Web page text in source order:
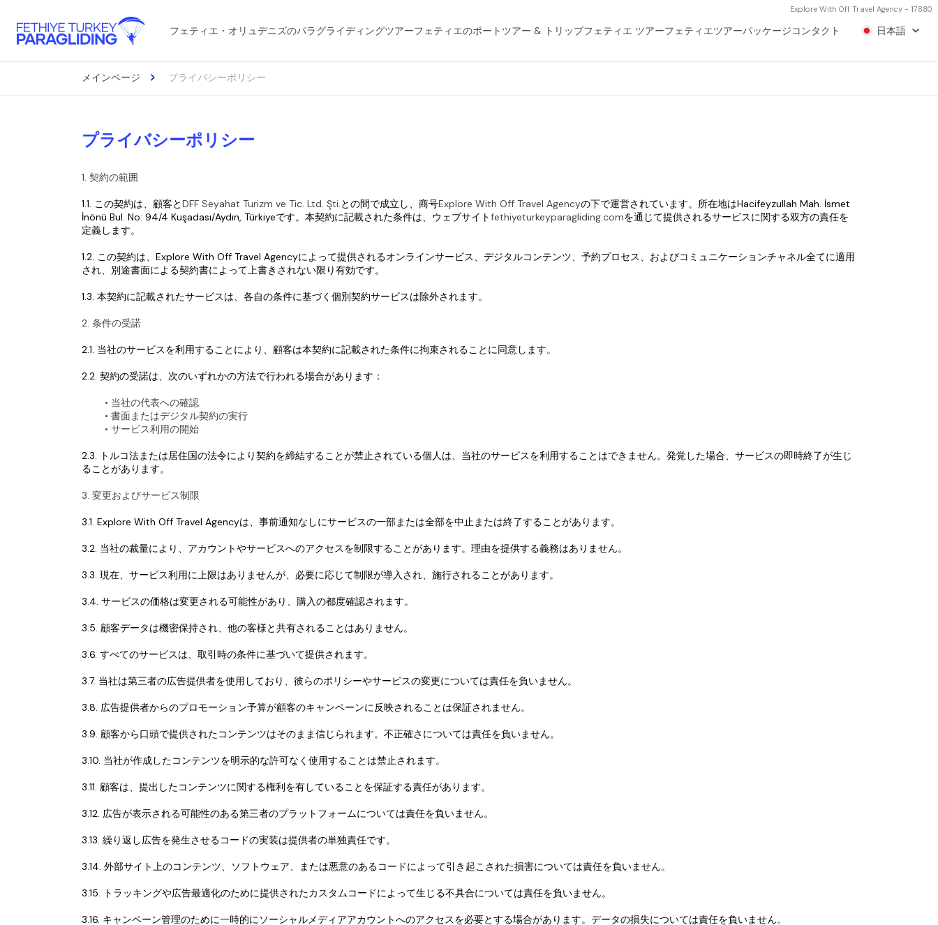
Explore With Off Travel Agency - 17880
フェティエ・オリュデニズのパラグライディングツアーフェティエのボートツアー & トリップフェティエ ツアーフェティエツアーパッケージコンタクト 日本語
メインページ プライバシーポリシー
プライバシーポリシー
1. 契約の範囲
1.1. この契約は、顧客とDFF Seyahat Turizm ve Tic. Ltd. Şti.との間で成立し、商号Explore With Off Travel Agencyの下で運営されています。所在地はHacifeyzullah Mah. İsmet
İnönü Bul. No: 94/4 Kuşadası/Aydın, Türkiyeです。本契約に記載された条件は、ウェブサイトfethiyeturkeyparagliding.comを通じて提供されるサービスに関する双方の責任を
定義します。
1.2. この契約は、Explore With Off Travel Agencyによって提供されるオンラインサービス、デジタルコンテンツ、予約プロセス、およびコミュニケーションチャネル全てに適用
され、別途書面による契約書によって上書きされない限り有効です。
1.3. 本契約に記載されたサービスは、各自の条件に基づく個別契約サービスは除外されます。
2. 条件の受諾
2.1. 当社のサービスを利用することにより、顧客は本契約に記載された条件に拘束されることに同意します。
2.2. 契約の受諾は、次のいずれかの方法で行われる場合があります：
当社の代表への確認
書面またはデジタル契約の実行
サービス利用の開始
2.3. トルコ法または居住国の法令により契約を締結することが禁止されている個人は、当社のサービスを利用することはできません。発覚した場合、サービスの即時終了が生じ
ることがあります。
3. 変更およびサービス制限
3.1. Explore With Off Travel Agencyは、事前通知なしにサービスの一部または全部を中止または終了することがあります。
3.2. 当社の裁量により、アカウントやサービスへのアクセスを制限することがあります。理由を提供する義務はありません。
3.3. 現在、サービス利用に上限はありませんが、必要に応じて制限が導入され、施行されることがあります。
3.4. サービスの価格は変更される可能性があり、購入の都度確認されます。
3.5. 顧客データは機密保持され、他の客様と共有されることはありません。
3.6. すべてのサービスは、取引時の条件に基づいて提供されます。
3.7. 当社は第三者の広告提供者を使用しており、彼らのポリシーやサービスの変更については責任を負いません。
3.8. 広告提供者からのプロモーション予算が顧客のキャンペーンに反映されることは保証されません。
3.9. 顧客から口頭で提供されたコンテンツはそのまま信じられます。不正確さについては責任を負いません。
3.10. 当社が作成したコンテンツを明示的な許可なく使用することは禁止されます。
3.11. 顧客は、提出したコンテンツに関する権利を有していることを保証する責任があります。
3.12. 広告が表示される可能性のある第三者のプラットフォームについては責任を負いません。
3.13. 繰り返し広告を発生させるコードの実装は提供者の単独責任です。
3.14. 外部サイト上のコンテンツ、ソフトウェア、または悪意のあるコードによって引き起こされた損害については責任を負いません。
3.15. トラッキングや広告最適化のために提供されたカスタムコードによって生じる不具合については責任を負いません。
3.16. キャンペーン管理のために一時的にソーシャルメディアアカウントへのアクセスを必要とする場合があります。データの損失については責任を負いません。